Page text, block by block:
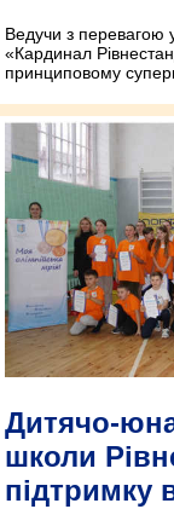
Ведучи з перевагою
«Кардинал
принциповому
Дитячо-
школи
підтримку